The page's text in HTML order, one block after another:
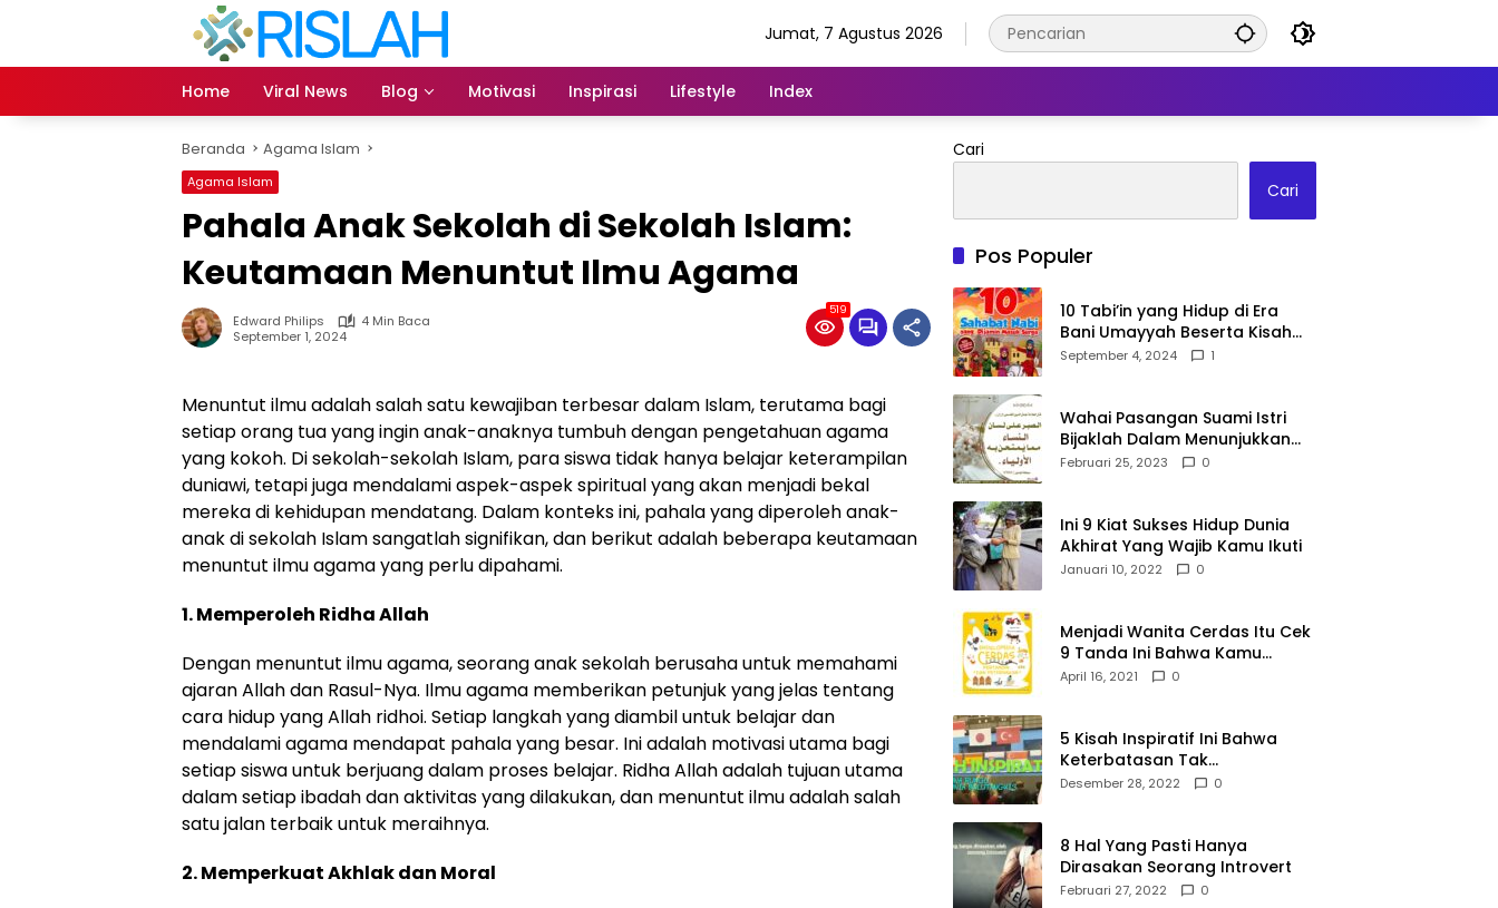
Jumat, 7 Agustus 2026
Home Viral News Blog Motivasi Inspirasi Lifestyle Index
Beranda Agama Islam
Agama Islam
Pahala Anak Sekolah di Sekolah Islam:
Keutamaan Menuntut Ilmu Agama
Edward Philips
4 Min Baca
September 1, 2024
519
Menuntut ilmu adalah salah satu kewajiban terbesar dalam Islam, terutama bagi
setiap orang tua yang ingin anak-anaknya tumbuh dengan pengetahuan agama
yang kokoh. Di sekolah-sekolah Islam, para siswa tidak hanya belajar keterampilan
duniawi, tetapi juga mendalami aspek-aspek spiritual yang akan menjadi bekal
mereka di kehidupan mendatang. Dalam konteks ini, pahala yang diperoleh anak-
anak di sekolah Islam sangatlah signifikan, dan berikut adalah beberapa keutamaan
menuntut ilmu agama yang perlu dipahami.
1. Memperoleh Ridha Allah
Dengan menuntut ilmu agama, seorang anak sekolah berusaha untuk memahami
ajaran Allah dan Rasul-Nya. Ilmu agama memberikan petunjuk yang jelas tentang
cara hidup yang Allah ridhoi. Setiap langkah yang diambil untuk belajar dan
mendalami agama mendapat pahala yang besar. Ini adalah motivasi utama bagi
setiap siswa untuk berjuang dalam proses belajar. Ridha Allah adalah tujuan utama
dalam setiap ibadah dan aktivitas yang dilakukan, dan menuntut ilmu adalah salah
satu jalan terbaik untuk meraihnya.
2. Memperkuat Akhlak dan Moral
Cari
Cari
Pos Populer
10 Tabi’in yang Hidup di Era
Bani Umayyah Beserta Kisah
Teladan Mereka!
September 4, 2024 1
Wahai Pasangan Suami Istri
Bijaklah Dalam Menunjukkan
Kebahagiaanmu Di Publik
Februari 25, 2023 0
Ini 9 Kiat Sukses Hidup Dunia
Akhirat Yang Wajib Kamu Ikuti
Januari 10, 2022 0
Menjadi Wanita Cerdas Itu Cek
9 Tanda Ini Bahwa Kamu
Memang Wanita Cerdas
April 16, 2021 0
5 Kisah Inspiratif Ini Bahwa
Keterbatasan Tak
Menghalangi Segalanya
Desember 28, 2022 0
8 Hal Yang Pasti Hanya
Dirasakan Seorang Introvert
Februari 27, 2022 0